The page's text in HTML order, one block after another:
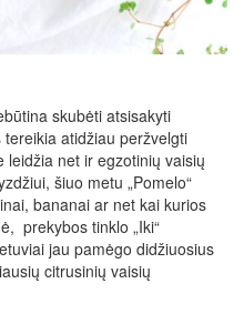
skubėti atsisakyti
atidžiau peržvelgti
net ir egzotinių vaisių
šiuo metu „Pomelo“
bananai ar net kai kurios
prekybos tinklo „Iki“
jau pamėgo didžiuosius
citrusinių vaisių